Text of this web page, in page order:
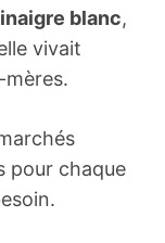
blanc,
vivait
mères.
pour chaque